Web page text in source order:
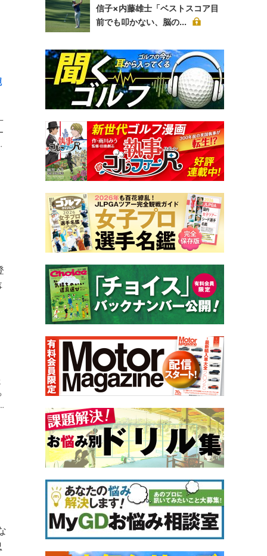
信子×内藤雄士「ベストスコア目
前でも叩かない、脳の...